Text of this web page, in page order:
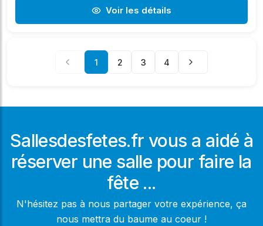
Voir les détails
1 2 3 4
Sallesdesfetes.fr vous a aidé à
réserver une salle pour faire la
fête ...
N'hésitez pas à nous partager votre expérience, ça
nous mettra du baume au coeur !